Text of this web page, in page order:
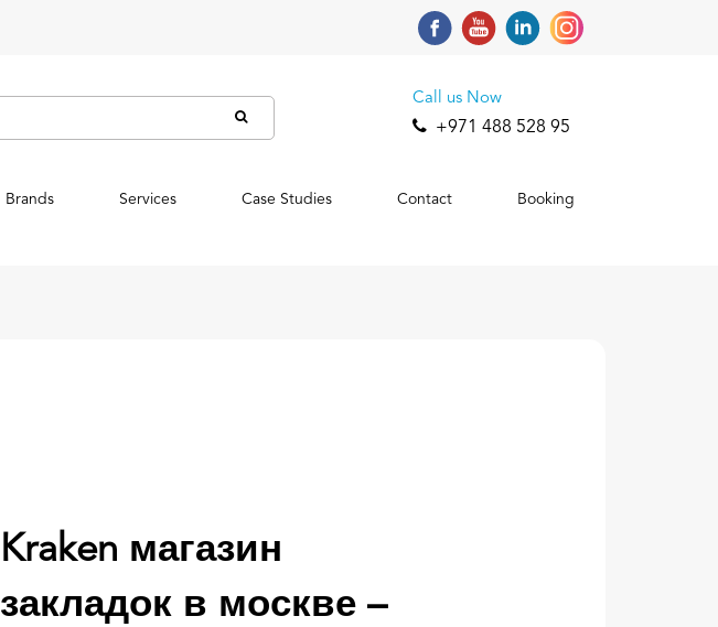
Call us Now
+971 488 528 95
Brands Services Case Studies Contact Booking
Kraken магазин
закладок в москве –